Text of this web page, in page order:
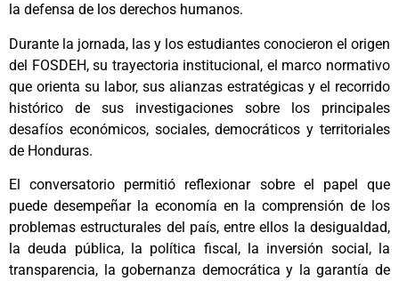
la defensa de los derechos humanos.
Durante la jornada, las y los estudiantes conocieron el origen
del FOSDEH, su trayectoria institucional, el marco normativo
que orienta su labor, sus alianzas estratégicas y el recorrido
histórico de sus investigaciones sobre los principales
desafíos económicos, sociales, democráticos y territoriales
de Honduras.
El conversatorio permitió reflexionar sobre el papel que
puede desempeñar la economía en la comprensión de los
problemas estructurales del país, entre ellos la desigualdad,
la deuda pública, la política fiscal, la inversión social, la
transparencia, la gobernanza democrática y la garantía de